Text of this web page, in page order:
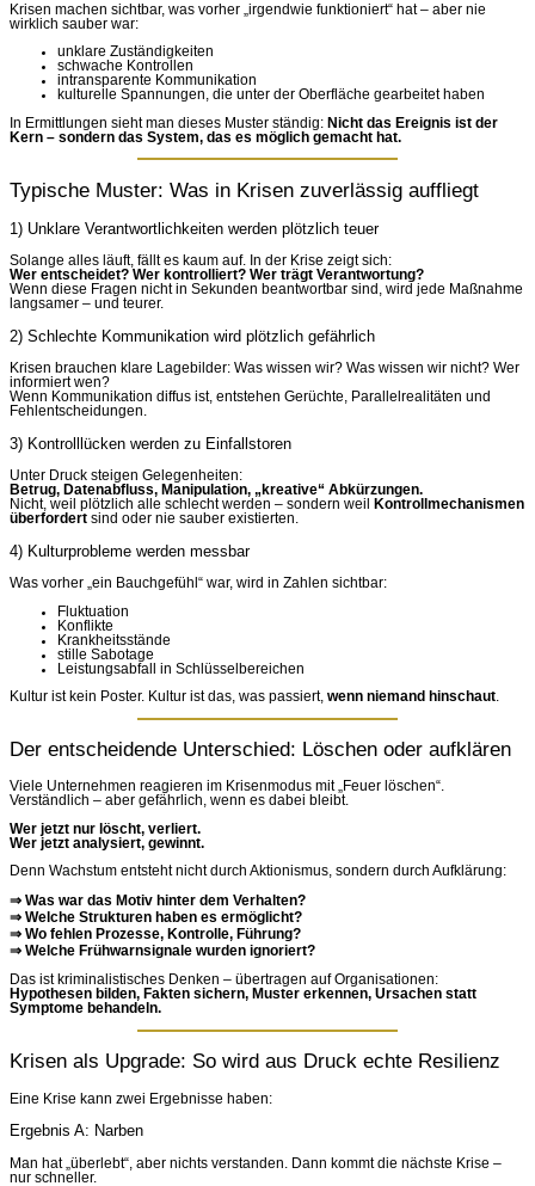
Krisen machen sichtbar, was vorher „irgendwie funktioniert“ hat – aber nie
wirklich sauber war:
unklare Zuständigkeiten
schwache Kontrollen
intransparente Kommunikation
kulturelle Spannungen, die unter der Oberfläche gearbeitet haben
In Ermittlungen sieht man dieses Muster ständig: Nicht das Ereignis ist der
Kern – sondern das System, das es möglich gemacht hat.
Typische Muster: Was in Krisen zuverlässig auffliegt
1) Unklare Verantwortlichkeiten werden plötzlich teuer
Solange alles läuft, fällt es kaum auf. In der Krise zeigt sich:
Wer entscheidet? Wer kontrolliert? Wer trägt Verantwortung?
Wenn diese Fragen nicht in Sekunden beantwortbar sind, wird jede Maßnahme
langsamer – und teurer.
2) Schlechte Kommunikation wird plötzlich gefährlich
Krisen brauchen klare Lagebilder: Was wissen wir? Was wissen wir nicht? Wer
informiert wen?
Wenn Kommunikation diffus ist, entstehen Gerüchte, Parallelrealitäten und
Fehlentscheidungen.
3) Kontrolllücken werden zu Einfallstoren
Unter Druck steigen Gelegenheiten:
Betrug, Datenabfluss, Manipulation, „kreative“ Abkürzungen.
Nicht, weil plötzlich alle schlecht werden – sondern weil
Kontrollmechanismen
überfordert sind oder nie sauber existierten.
4) Kulturprobleme werden messbar
Was vorher „ein Bauchgefühl“ war, wird in Zahlen sichtbar:
Fluktuation
Konflikte
Krankheitsstände
stille Sabotage
Leistungsabfall in Schlüsselbereichen
Kultur ist kein Poster. Kultur ist das, was passiert, wenn niemand hinschaut
Der entscheidende Unterschied: Löschen oder aufklären
Viele Unternehmen reagieren im Krisenmodus mit „Feuer löschen“.
Verständlich – aber gefährlich, wenn es dabei bleibt.
Wer jetzt nur löscht, verliert.
Wer jetzt analysiert, gewinnt.
Denn Wachstum entsteht nicht durch Aktionismus, sondern durch Aufklärung:
⇒ Was war das Motiv hinter dem Verhalten?
⇒ Welche Strukturen haben es ermöglicht?
⇒ Wo fehlen Prozesse, Kontrolle, Führung?
⇒ Welche Frühwarnsignale wurden ignoriert?
Das ist kriminalistisches Denken – übertragen auf Organisationen:
Hypothesen bilden, Fakten sichern, Muster erkennen, Ursachen statt
Symptome behandeln.
Krisen als Upgrade: So wird aus Druck echte Resilienz
Eine Krise kann zwei Ergebnisse haben:
Ergebnis A: Narben
Man hat „überlebt“, aber nichts verstanden. Dann kommt die nächste Krise –
nur schneller.